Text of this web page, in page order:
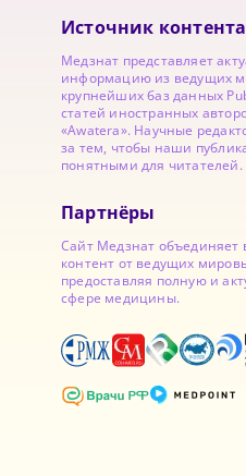
Источник контента
Медзнат представляет
информацию из ведущих
крупнейших баз данных
статей иностранных
«Awatera». Научные
за тем, чтобы наши
понятными для читателей.
Партнёры
Сайт Медзнат объединяет
контент от ведущих
предоставляя полную и
сфере медицины.